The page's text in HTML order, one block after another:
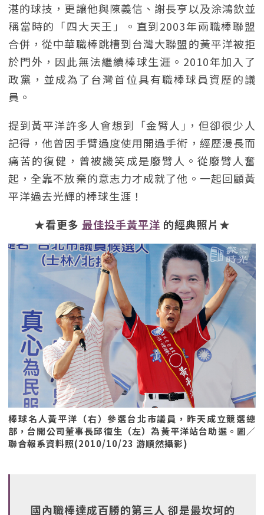
湛的球技，更讓他與陳義信、謝長亨以及涂鴻欽並
稱當時的「四大天王」。直到2003年兩職棒聯盟
合併，從中華職棒跳槽到台灣大聯盟的黃平洋被拒
於門外，因此無法繼續棒球生涯。2010年加入了
政黨，並成為了台灣首位具有職棒球員資歷的議
員。
提到黃平洋許多人會想到「金臂人｣，但卻很少人
記得，他曾因手臂過度使用開過手術，經歷漫長而
痛苦的復健，曾被譏笑成是廢臂人。從廢臂人奮
起，全靠不放棄的意志力才成就了他。一起回顧黃
平洋過去光輝的棒球生涯！
★看更多 最佳投手黃平洋 的經典照片★
棒球名人黃平洋（右）參選台北市議員，昨天成立競選總
部，台開公司董事長邱復生（左）為黃平洋站台助選。圖／
聯合報系資料照(2010/10/23 游順然攝影)
國內職棒達成百勝的第三人 卻是最坎坷的